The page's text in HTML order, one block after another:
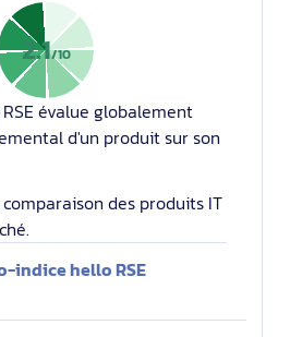
2.1/10
évalue globalement
d'un produit sur son
des produits IT
indice hello RSE